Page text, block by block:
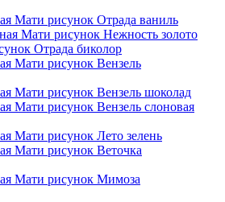
Мати рисунок Отрада ваниль
Мати рисунок Нежность золото
Отрада биколор
Мати рисунок Вензель
Мати рисунок Вензель шоколад
Мати рисунок Вензель слоновая
Мати рисунок Лето зелень
Мати рисунок Веточка
Мати рисунок Мимоза